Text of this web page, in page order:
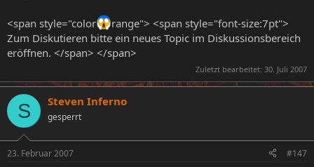
<span style="color
range"> <span style="font-size:7pt">
Zum Diskutieren bitte ein neues Topic im Diskussionsbereich
eröffnen. </span> </span>
Zuletzt bearbeitet: 30. Juli 2007
S Steven Inferno
gesperrt
23. Februar 2007 #147